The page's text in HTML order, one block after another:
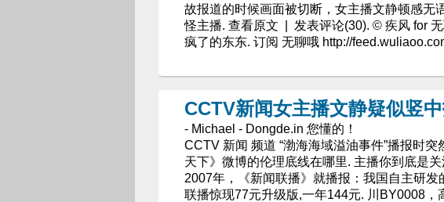
故报道的时候画面被切断，女主播文静顿感
怪主播. 查看原文 | 发表评论(30). © 疾风 for
疯了的东东. 订阅 无聊哦 http://
CCTV新闻女主播文静疑似竖中
- Michael - Dongde.in 您懂的！
CCTV 新闻 频道 “渤海海域溢油事件”播报时
天下》微博的伦理底线在哪里. 主播你到底是
2007年，《新闻联播》就播报：我国自主研
联播惊现77元升级版,一年144元. 川BY0008